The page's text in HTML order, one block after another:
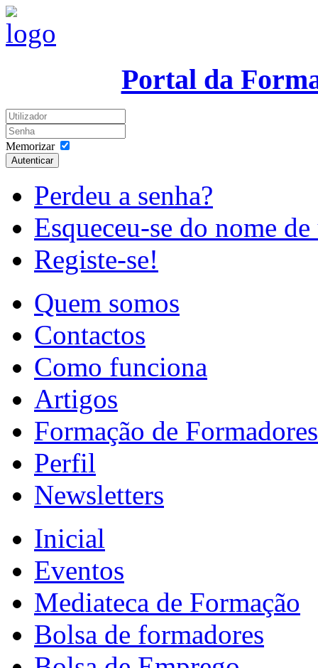
Portal da
Memorizar
Autenticar
Perdeu a senha?
Esqueceu-se do nome
Registe-se!
Quem somos
Contactos
Como funciona
Artigos
Formação de Formadores
Perfil
Newsletters
Inicial
Eventos
Mediateca de Formação
Bolsa de formadores